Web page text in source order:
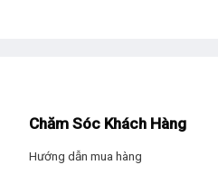
Chăm Sóc Khách Hàng
Hướng dẫn mua hàng